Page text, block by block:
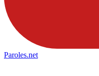
Paroles.net